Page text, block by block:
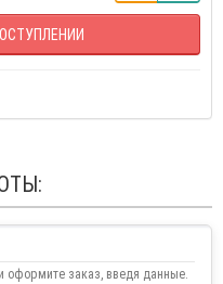
оформите заказ, введя данные.